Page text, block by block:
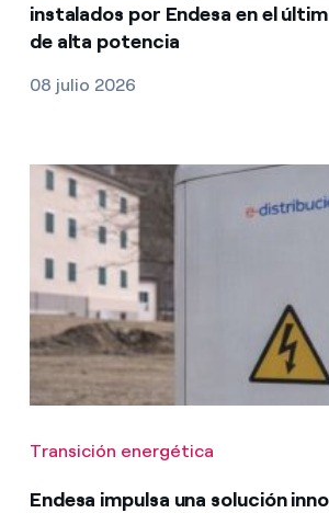
instalados por Endesa en el
de alta potencia
08 julio 2026
Transición energética
Endesa impulsa una solución